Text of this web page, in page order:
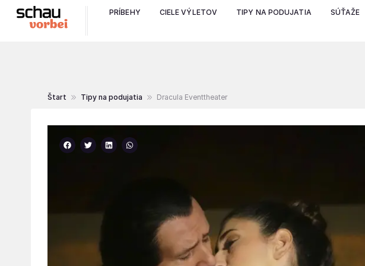
PRÍBEHY CIELE VÝLETOV TIPY NA PODUJATIA SÚŤAŽE
Štart Tipy na podujatia Dracula Eventtheater